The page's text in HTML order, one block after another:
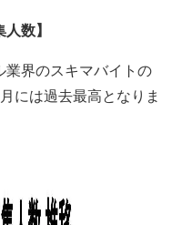
数】
業界のスキマバイトの
には過去最高となりま